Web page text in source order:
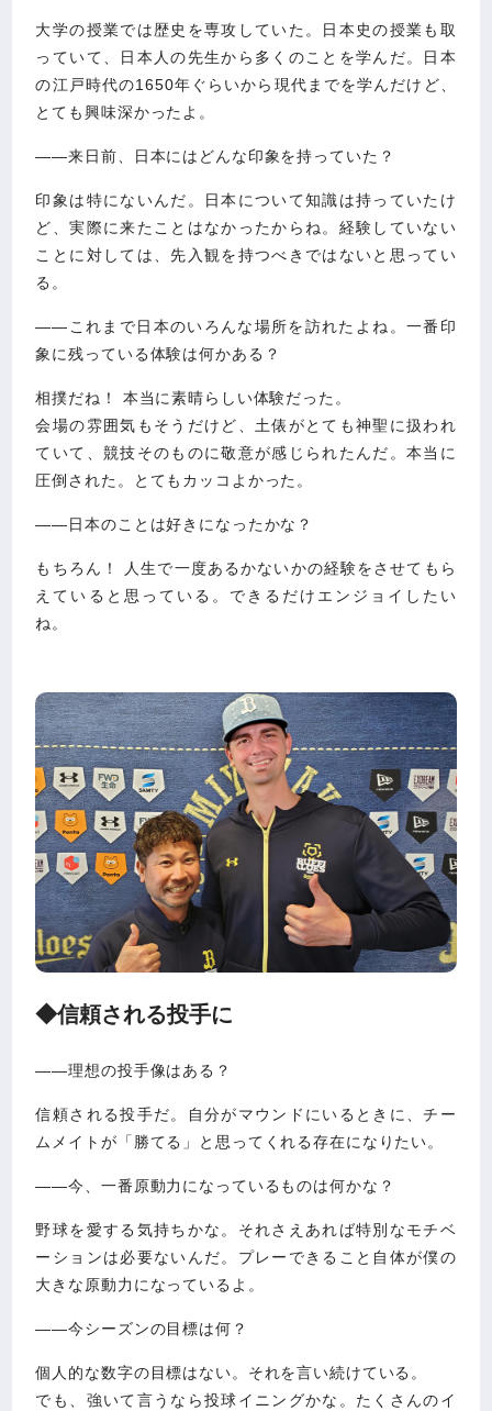
大学の授業では歴史を専攻していた。日本史の授業も取
っていて、日本人の先生から多くのことを学んだ。日本
の江戸時代の1650年ぐらいから現代までを学んだけど、
とても興味深かったよ。
――来日前、日本にはどんな印象を持っていた？
印象は特にないんだ。日本について知識は持っていたけ
ど、実際に来たことはなかったからね。経験していない
ことに対しては、先入観を持つべきではないと思ってい
る。
――これまで日本のいろんな場所を訪れたよね。一番印
象に残っている体験は何かある？
相撲だね！ 本当に素晴らしい体験だった。
会場の雰囲気もそうだけど、土俵がとても神聖に扱われ
ていて、競技そのものに敬意が感じられたんだ。本当に
圧倒された。とてもカッコよかった。
――日本のことは好きになったかな？
もちろん！ 人生で一度あるかないかの経験をさせてもら
えていると思っている。できるだけエンジョイしたい
ね。
◆信頼される投手に
――理想の投手像はある？
信頼される投手だ。自分がマウンドにいるときに、チー
ムメイトが「勝てる」と思ってくれる存在になりたい。
――今、一番原動力になっているものは何かな？
野球を愛する気持ちかな。それさえあれば特別なモチベ
ーションは必要ないんだ。プレーできること自体が僕の
大きな原動力になっているよ。
――今シーズンの目標は何？
個人的な数字の目標はない。それを言い続けている。
でも、強いて言うなら投球イニングかな。たくさんのイ